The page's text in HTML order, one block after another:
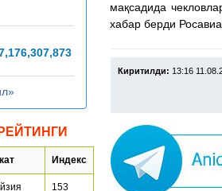
Индекс
153
мақсадида
хабар берди
Киритилди: 13:16